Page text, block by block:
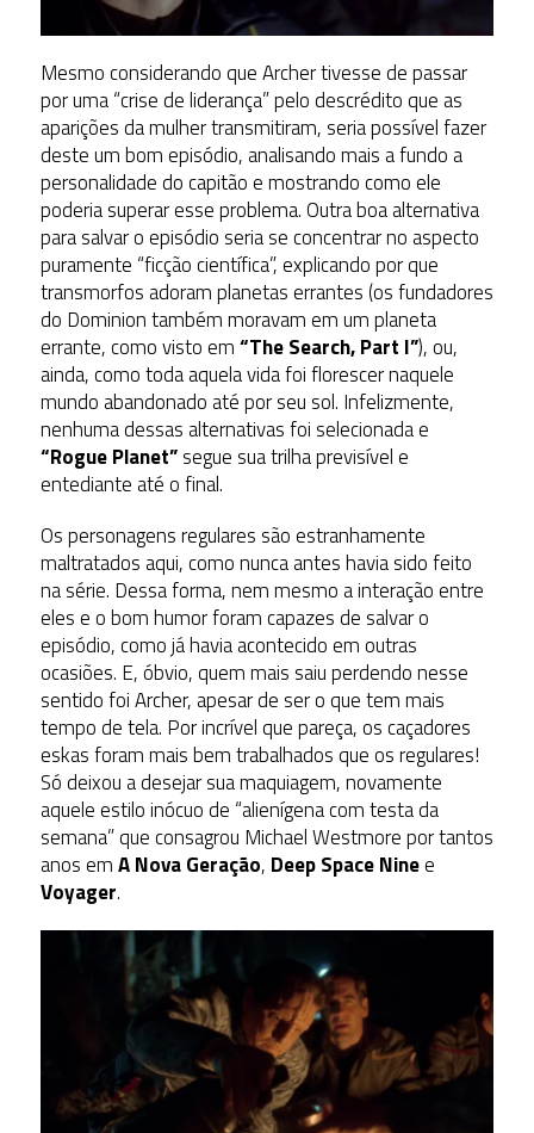
Mesmo considerando que Archer tivesse de passar
por uma “crise de liderança” pelo descrédito que as
aparições da mulher transmitiram, seria possível fazer
deste um bom episódio, analisando mais a fundo a
personalidade do capitão e mostrando como ele
poderia superar esse problema. Outra boa alternativa
para salvar o episódio seria se concentrar no aspecto
puramente “ficção científica”, explicando por que
transmorfos adoram planetas errantes (os fundadores
do Dominion também moravam em um planeta
errante, como visto em“The Search, Part I”), ou,
ainda, como toda aquela vida foi florescer naquele
mundo abandonado até por seu sol. Infelizmente,
nenhuma dessas alternativas foi selecionada e
“Rogue Planet”segue sua trilha previsível e
entediante até o final.
Os personagens regulares são estranhamente
maltratados aqui, como nunca antes havia sido feito
na série. Dessa forma, nem mesmo a interação entre
eles e o bom humor foram capazes de salvar o
episódio, como já havia acontecido em outras
ocasiões. E, óbvio, quem mais saiu perdendo nesse
sentido foi Archer, apesar de ser o que tem mais
tempo de tela. Por incrível que pareça, os caçadores
eskas foram mais bem trabalhados que os regulares!
Só deixou a desejar sua maquiagem, novamente
aquele estilo inócuo de “alienígena com testa da
semana” que consagrou Michael Westmore por tantos
anos emA Nova Geração, Deep Space Ninee
Voyager.